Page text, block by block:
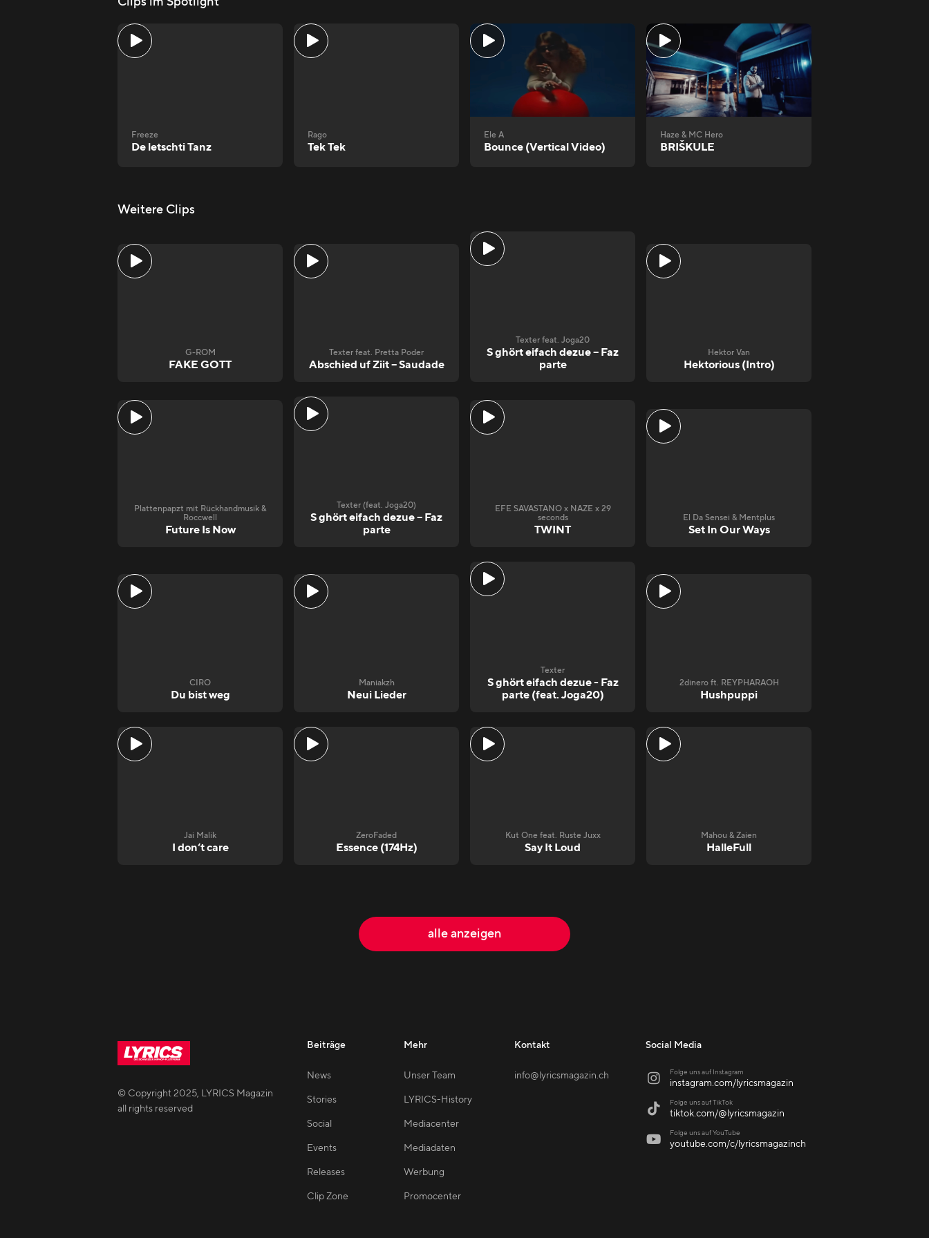
Freeze
De letschti Tanz
Rago
Tek Tek
Ele A
Bounce (Vertical Video)
Haze & MC Hero
BRIŠKULE
Weitere Clips
G-ROM
FAKE GOTT
Texter feat. Pretta Poder
Abschied uf Ziit – Saudade
Texter feat. Joga20
S ghört eifach dezue – Faz
parte
Hektor Van
Hektorious (Intro)
Plattenpapzt mit Rückhandmusik &
Roccwell
Future Is Now
Texter (feat. Joga20)
S ghört eifach dezue – Faz
parte
EFE SAVASTANO x NAZE x 29
seconds
TWINT
El Da Sensei & Mentplus
Set In Our Ways
CIRO
Du bist weg
Maniakzh
Neui Lieder
Texter
S ghört eifach dezue - Faz
parte (feat. Joga20)
2dinero ft. REYPHARAOH
Hushpuppi
Jai Malik
I don‘t care
ZeroFaded
Essence (174Hz)
Kut One feat. Ruste Juxx
Say It Loud
Mahou & Zaien
HalleFull
alle anzeigen
© Copyright2025, LYRICS Magazin
all rights reserved
Beiträge
News
Stories
Social
Events
Releases
Clip Zone
Mehr
Unser Team
LYRICS-History
Mediacenter
Mediadaten
Werbung
Promocenter
Kontakt
info@lyricsmagazin.ch
Social Media
 Folge uns auf Instagram
instagram.com/lyricsmagazin
 Folge uns auf TikTok
tiktok.com/@lyricsmagazin
 Folge uns auf YouTube
youtube.com/c/lyricsmagazinch